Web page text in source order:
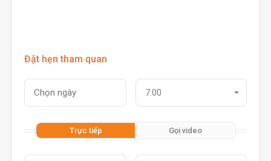
Đặt hẹn tham quan
7:00
Trực tiếp Gọi video